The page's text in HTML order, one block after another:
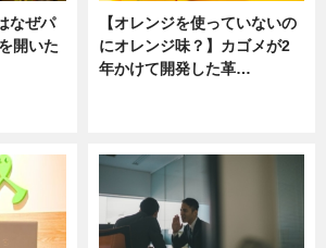
なぜパ
開いた
【オレンジを使っていないの
にオレンジ味？】カゴメが2
年かけて開発した革…